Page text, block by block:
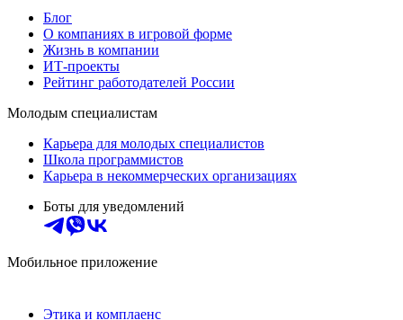
Блог
О компаниях в игровой форме
Жизнь в компании
ИТ-проекты
Рейтинг работодателей России
Молодым специалистам
Карьера для молодых специалистов
Школа программистов
Карьера в некоммерческих организациях
Боты для уведомлений
Мобильное приложение
Этика и комплаенс